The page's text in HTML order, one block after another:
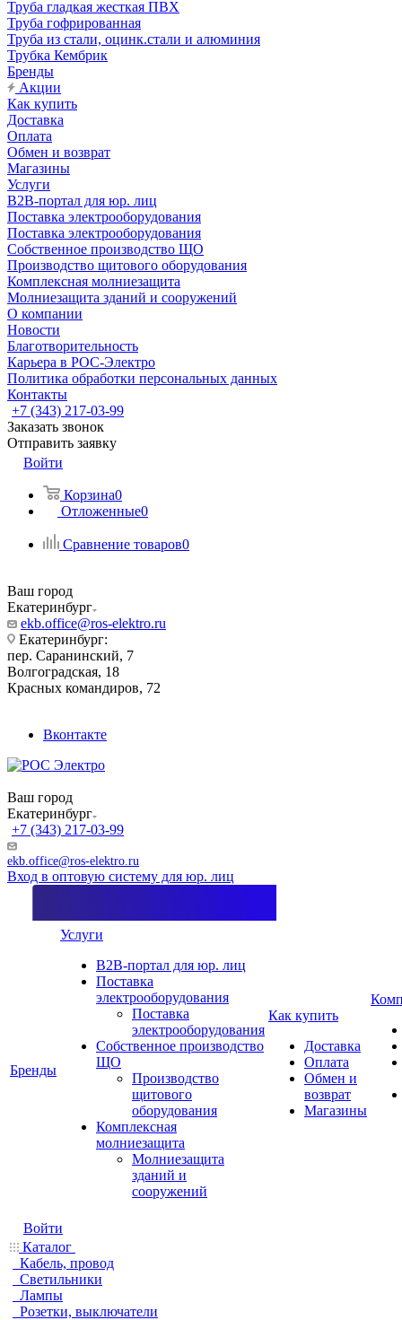
Труба гладкая жесткая ПВХ
Труба гофрированная
Труба из стали, оцинк.стали и алюминия
Трубка Кембрик
Бренды
Акции
Как купить
Доставка
Оплата
Обмен и возврат
Магазины
Услуги
B2B-портал для юр. лиц
Поставка электрооборудования
Поставка электрооборудования
Собственное производство ЩО
Производство щитового оборудования
Комплексная молниезащита
Молниезащита зданий и сооружений
О компании
Новости
Благотворительность
Карьера в РОС-Электро
Политика обработки персональных данных
Контакты
+7 (343) 217-03-99
Заказать звонок
Отправить заявку
Войти
Корзина0
Отложенные0
Сравнение товаров0
Ваш город
Екатеринбург
ekb.office@ros-elektro.ru
Екатеринбург:
пер. Саранинский, 7
Волгоградская, 18
Красных командиров, 72
Вконтакте
Ваш город
Екатеринбург
+7 (343) 217-03-99
ekb.office@ros-elektro.ru
Вход в оптовую систему для юр. лиц
Бренды
Услуги
B2B-портал для юр. лиц
Поставка
электрооборудования
Поставка
электрооборудования
Собственное производство
ЩО
Производство
щитового
оборудования
Комплексная
молниезащита
Молниезащита
зданий и
сооружений
Как купить
Доставка
Оплата
Обмен и
возврат
Магазины
Войти
Каталог
Кабель, провод
Светильники
Лампы
Розетки, выключатели